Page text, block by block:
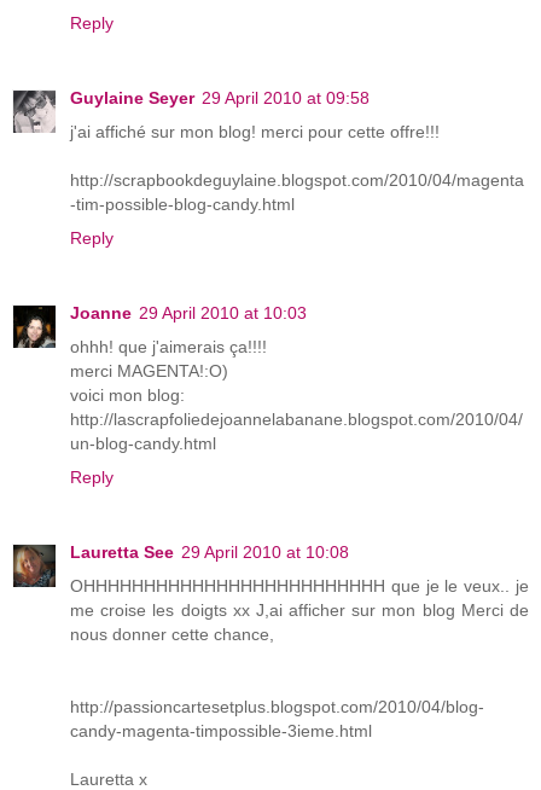
Reply
Guylaine Seyer 29 April 2010 at 09:58
j'ai affiché sur mon blog! merci pour cette offre!!!
http://scrapbookdeguylaine.blogspot.com/2010/04/magenta
-tim-possible-blog-candy.html
Reply
Joanne 29 April 2010 at 10:03
ohhh! que j'aimerais ça!!!!
merci MAGENTA!:O)
voici mon blog:
http://lascrapfoliedejoannelabanane.blogspot.com/2010/04/
un-blog-candy.html
Reply
Lauretta See 29 April 2010 at 10:08
OHHHHHHHHHHHHHHHHHHHHHHHHH que je le veux.. je
me croise les doigts xx J,ai afficher sur mon blog Merci de
nous donner cette chance,
http://passioncartesetplus.blogspot.com/2010/04/blog-
candy-magenta-timpossible-3ieme.html
Lauretta x